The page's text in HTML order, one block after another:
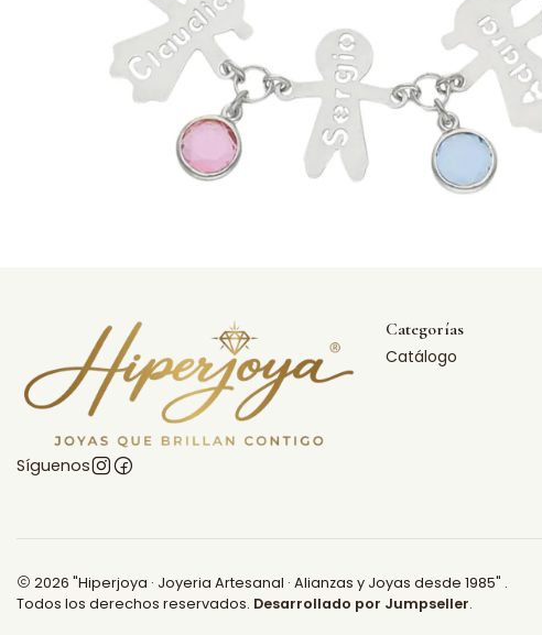
Síguenos
Categorías
Catálogo
2026 "Hiperjoya · Joyeria Artesanal · Alianzas y Joyas desde 1985" .
Todos los derechos reservados. Desarrollado por Jumpseller.